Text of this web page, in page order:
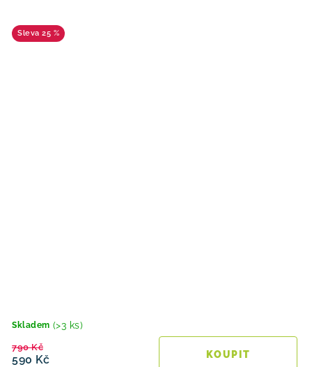
25 %
Skladem (>3 ks)
590 Kč
790 Kč